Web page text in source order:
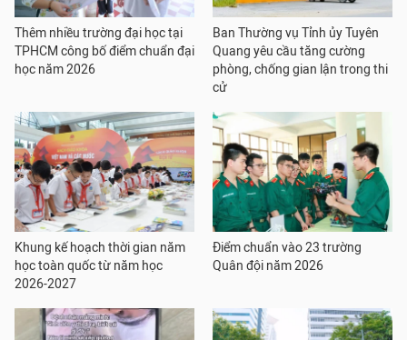
Thêm nhiều trường đại học tại
TPHCM công bố điểm chuẩn đại
học năm 2026
Ban Thường vụ Tỉnh ủy Tuyên
Quang yêu cầu tăng cường
phòng, chống gian lận trong thi
cử
Khung kế hoạch thời gian năm
học toàn quốc từ năm học
2026-2027
Điểm chuẩn vào 23 trường
Quân đội năm 2026